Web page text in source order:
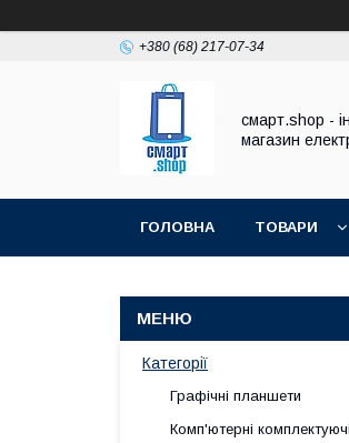
+380 (68) 217-07-34
смарт.shop -
магазин
ГОЛОВНА ТОВАРИ
Категорії
Графічні планшети
Комп'ютерні комплектуючі